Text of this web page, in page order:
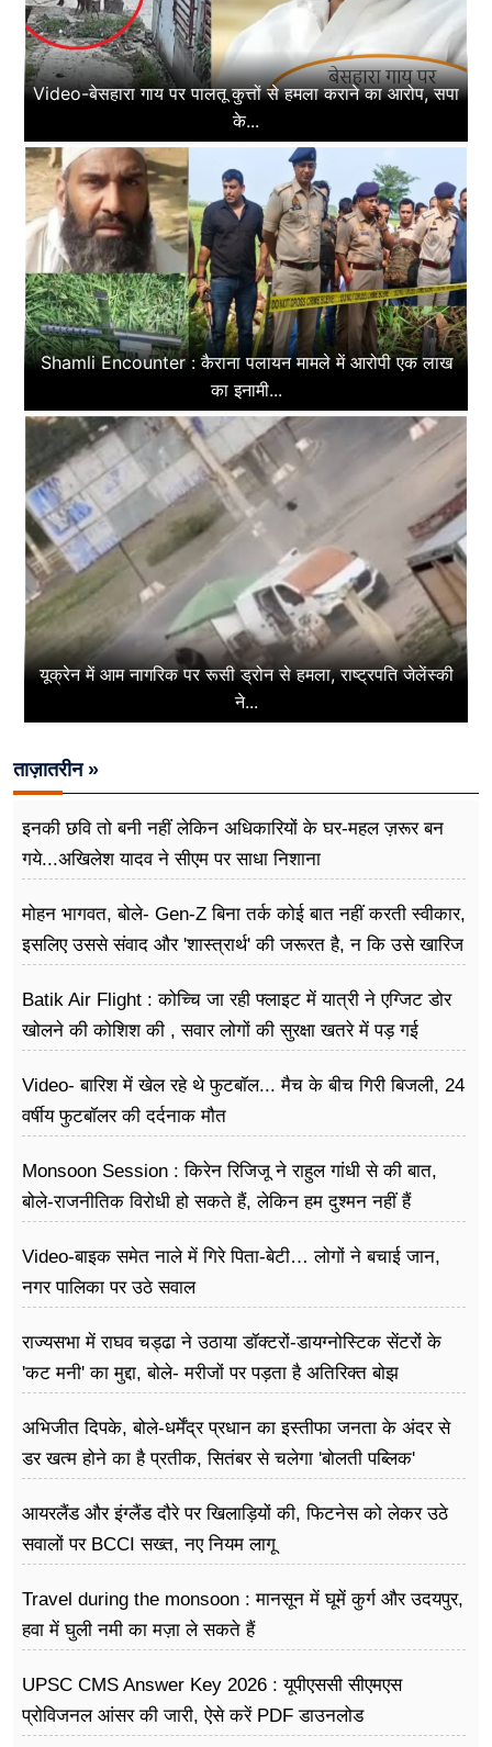
Video-बेसहारा गाय पर पालतू कुत्तों से हमला कराने का आरोप, सपा
के...
Shamli Encounter : कैराना पलायन मामले में आरोपी एक लाख
का इनामी...
यूक्रेन में आम नागरिक पर रूसी ड्रोन से हमला, राष्ट्रपति जेलेंस्की
ने...
ताज़ातरीन »
इनकी छवि तो बनी नहीं लेकिन अधिकारियों के घर-महल ज़रूर बन
गये...अखिलेश यादव ने सीएम पर साधा​ निशाना
मोहन भागवत, बोले- Gen-Z बिना तर्क कोई बात नहीं करती स्वीकार,
इसलिए उससे संवाद और 'शास्त्रार्थ' की जरूरत है, न कि उसे खारिज
Batik Air Flight : कोच्चि जा रही फ्लाइट में यात्री ने एग्जिट डोर
खोलने की कोशिश की , सवार लोगों की सुरक्षा खतरे में पड़ गई
Video- बारिश में खेल रहे थे फुटबॉल... मैच के बीच गिरी बिजली, 24
वर्षीय फुटबॉलर की दर्दनाक मौत
Monsoon Session : किरेन रिजिजू ने राहुल गांधी से की बात,
बोले-राजनीतिक विरोधी हो सकते हैं, लेकिन हम दुश्मन नहीं हैं
Video-बाइक समेत नाले में गिरे पिता-बेटी… लोगों ने बचाई जान,
नगर पालिका पर उठे सवाल
राज्यसभा में राघव चड्ढा ने उठाया डॉक्टरों-डायग्नोस्टिक सेंटरों के
'कट मनी' का मुद्दा, बोले- मरीजों पर पड़ता है अ​तिरिक्त बोझ
अभिजीत दिपके, बोले-धर्मेंद्र प्रधान का इस्तीफा जनता के अंदर से
डर खत्म होने का है प्रतीक, सितंबर से चलेगा 'बोलती पब्लिक'
आयरलैंड और इंग्लैंड दौरे पर खिलाड़ियों की, फिटनेस को लेकर उठे
सवालों पर BCCI सख्त, नए नियम लागू
Travel during the monsoon : मानसून में घूमें कुर्ग और उदयपुर,
हवा में घुली नमी का मज़ा ले सकते हैं
UPSC CMS Answer Key 2026 : यूपीएससी सीएमएस
प्रोविजनल आंसर की जारी, ऐसे करें PDF डाउनलोड